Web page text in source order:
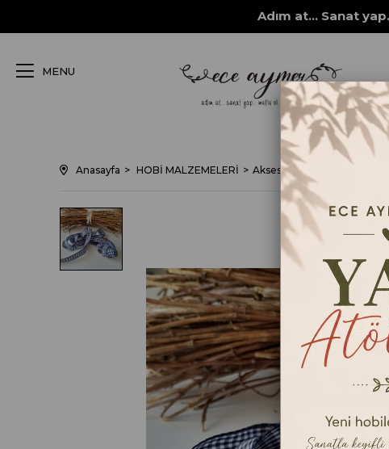
Adım at... Sanat
MENU
Anasayfa HOBİ MALZEMELERİ Aksesuarlar